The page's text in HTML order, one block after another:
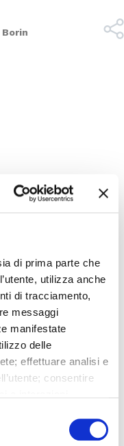
di prima parte che
utilizza anche
di tracciamento,
messaggi
manifestate
delle
effettuare analisi e
consentire
di tutti i cookie non